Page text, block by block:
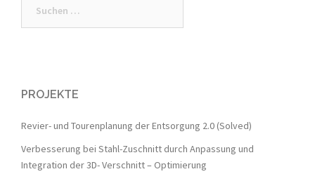
nach:
PROJEKTE
Revier- und Tourenplanung der Entsorgung 2.0 (Solved)
Verbesserung bei Stahl-Zuschnitt durch Anpassung und
Integration der 3D- Verschnitt – Optimierung